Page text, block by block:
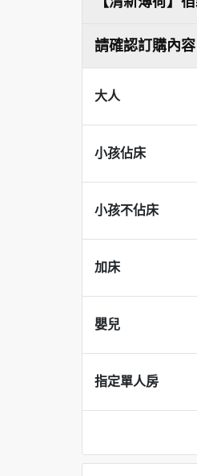
請確認訂購內容
大人
小孩佔床
小孩不佔床
加床
嬰兒
指定單人房